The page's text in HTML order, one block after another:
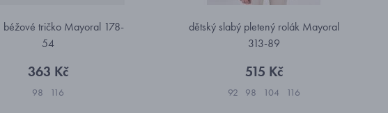
béžové tričko Mayoral 178-
54
363 Kč
98 116
dětský slabý pletený rolák Mayoral
313-89
515 Kč
92 98 104 116